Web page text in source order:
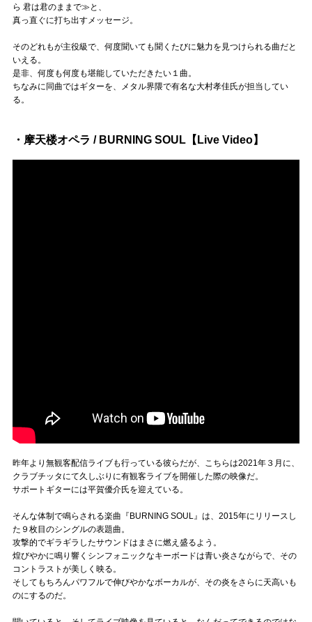
ら 君は君のままで≫と、
真っ直ぐに打ち出すメッセージ。
そのどれもが主役級で、何度聞いても聞くたびに魅力を見つけられる曲だと
いえる。
是非、何度も何度も堪能していただきたい１曲。
ちなみに同曲ではギターを、メタル界隈で有名な大村孝佳氏が担当してい
る。
・摩天楼オペラ / BURNING SOUL【Live Video】
昨年より無観客配信ライブも行っている彼らだが、こちらは2021年３月に、
クラブチッタにて久しぶりに有観客ライブを開催した際の映像だ。
サポートギターには平賀優介氏を迎えている。
そんな体制で鳴らされる楽曲『BURNING SOUL』は、2015年にリリースし
た９枚目のシングルの表題曲。
攻撃的でギラギラしたサウンドはまさに燃え盛るよう。
煌びやかに鳴り響くシンフォニックなキーボードは青い炎さながらで、その
コントラストが美しく映る。
そしてもちろんパワフルで伸びやかなボーカルが、その炎をさらに天高いも
のにするのだ。